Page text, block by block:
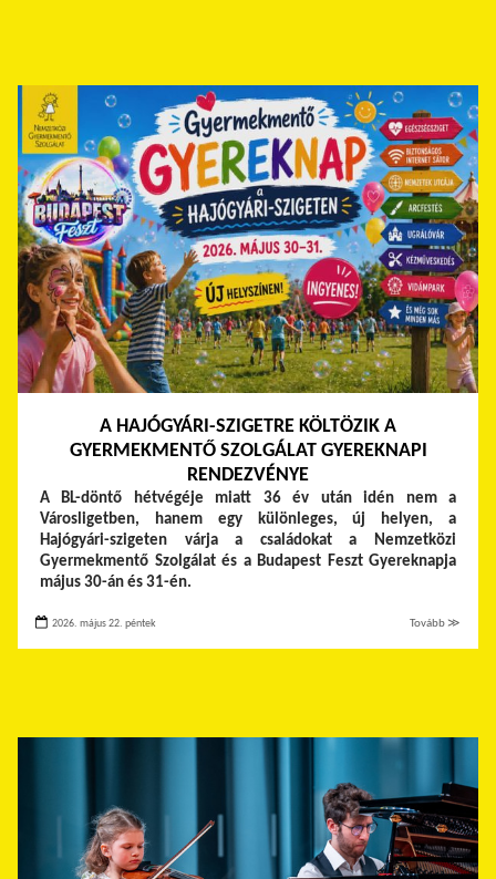
A HAJÓGYÁRI-SZIGETRE KÖLTÖZIK A
GYERMEKMENTŐ SZOLGÁLAT GYEREKNAPI
RENDEZVÉNYE
A BL-döntő hétvégéje miatt 36 év után idén nem a
Városligetben, hanem egy különleges, új helyen, a
Hajógyári-szigeten várja a családokat a Nemzetközi
Gyermekmentő Szolgálat és a Budapest Feszt Gyereknapja
május 30-án és 31-én.
2026. május 22. péntek Tovább ≫